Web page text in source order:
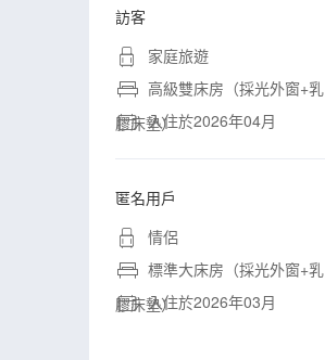
訪客
家庭旅遊
高級雙床房（採光外窗+乳
膠床墊）
入住於2026年04月
匿名用戶
情侶
標準大床房（採光外窗+乳
膠床墊）
入住於2026年03月